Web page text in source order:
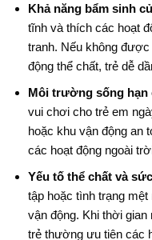
Khả năng bẩm sinh
tĩnh và thích các hoạt
tranh. Nếu không
động thể chất, trẻ dễ
Môi trường sống hạn
vui chơi cho trẻ em
hoặc khu vận động an
các hoạt động ngoài
Yếu tố thể chất và
tập hoặc tình trạng
vận động. Khi thời
trẻ thường ưu tiên các